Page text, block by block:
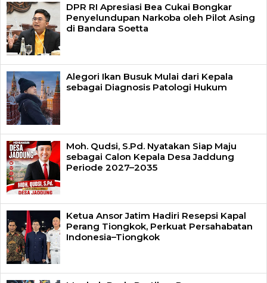
DPR RI Apresiasi Bea Cukai Bongkar
Penyelundupan Narkoba oleh Pilot Asing
di Bandara Soetta
Alegori Ikan Busuk Mulai dari Kepala
sebagai Diagnosis Patologi Hukum
Moh. Qudsi, S.Pd. Nyatakan Siap Maju
sebagai Calon Kepala Desa Jaddung
Periode 2027–2035
Ketua Ansor Jatim Hadiri Resepsi Kapal
Perang Tiongkok, Perkuat Persahabatan
Indonesia–Tiongkok